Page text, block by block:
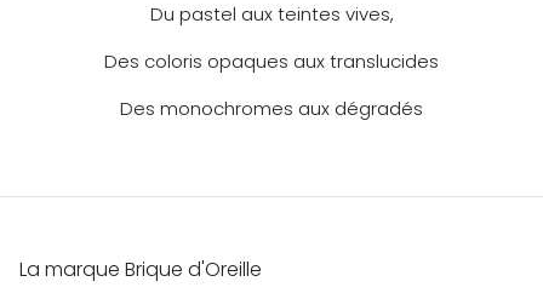
Du pastel aux teintes vives,
Des coloris opaques aux translucides
Des monochromes aux dégradés
La marque Brique d'Oreille